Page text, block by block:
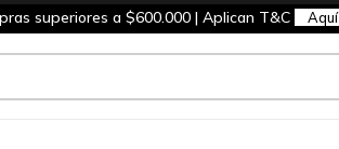
superiores a $600.000 | Aplican T&C Aquí